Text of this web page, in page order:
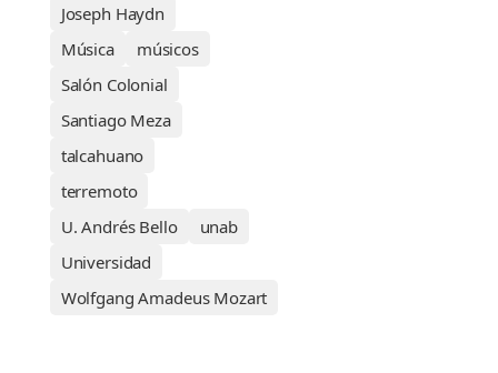
Joseph Haydn
Música
músicos
Salón Colonial
Santiago Meza
talcahuano
terremoto
U. Andrés Bello
unab
Universidad
Wolfgang Amadeus Mozart